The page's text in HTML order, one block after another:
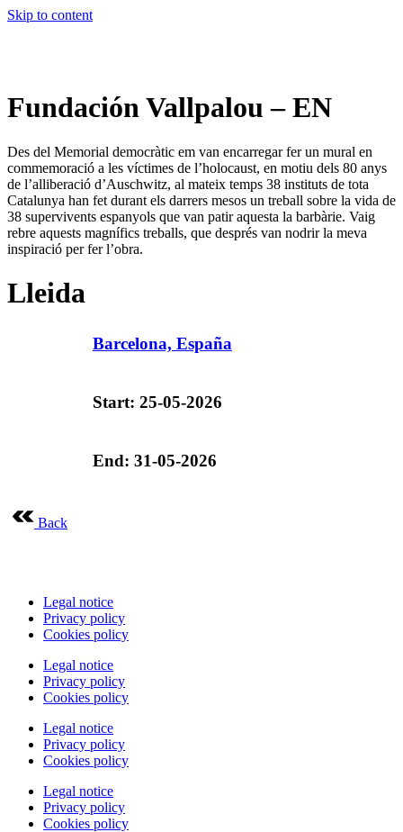
Skip to content
Fundación Vallpalou – EN
Des del Memorial democràtic em van encarregar fer un mural en
commemoració a les víctimes de l’holocaust, en motiu dels 80 anys
de l’alliberació d’Auschwitz, al mateix temps 38 instituts de tota
Catalunya han fet durant els darrers mesos un treball sobre la vida de
38 supervivents espanyols que van patir aquesta la barbàrie. Vaig
rebre aquests magnífics treballs, que després van nodrir la meva
inspiració per fer l’obra.
Lleida
Barcelona, España
Start: 25-05-2026
End: 31-05-2026
Back
Legal notice
Privacy policy
Cookies policy
Legal notice
Privacy policy
Cookies policy
Legal notice
Privacy policy
Cookies policy
Legal notice
Privacy policy
Cookies policy